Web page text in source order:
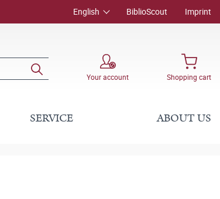
English BiblioScout Imprint
Your account Shopping cart
SERVICE ABOUT US